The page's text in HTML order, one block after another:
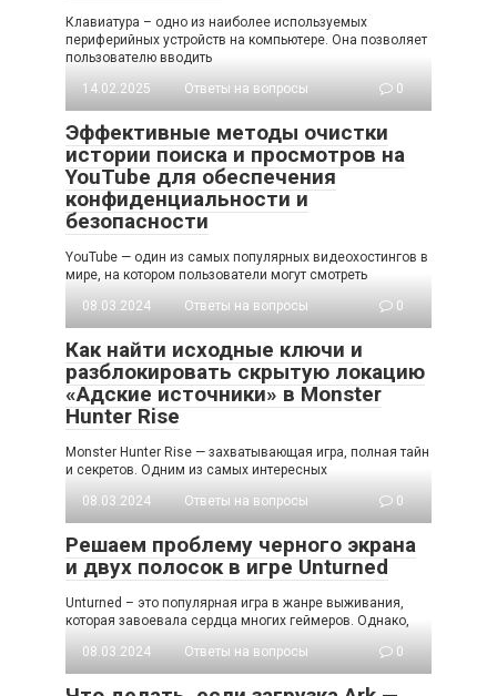
Клавиатура – одно из наиболее используемых
периферийных устройств на компьютере. Она позволяет
пользователю вводить
14.02.2025
Ответы на вопросы 0
Эффективные методы очистки
истории поиска и просмотров на
YouTube для обеспечения
конфиденциальности и
безопасности
YouTube — один из самых популярных видеохостингов в
мире, на котором пользователи могут смотреть
08.03.2024
Ответы на вопросы 0
Как найти исходные ключи и
разблокировать скрытую локацию
«Адские источники» в Monster
Hunter Rise
Monster Hunter Rise — захватывающая игра, полная тайн
и секретов. Одним из самых интересных
08.03.2024
Ответы на вопросы 0
Решаем проблему черного экрана
и двух полосок в игре Unturned
Unturned – это популярная игра в жанре выживания,
которая завоевала сердца многих геймеров. Однако,
08.03.2024
Ответы на вопросы 0